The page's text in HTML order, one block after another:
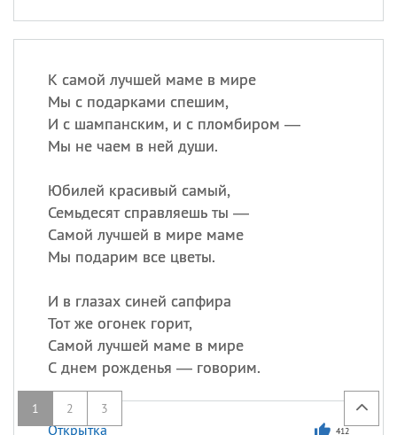
К самой лучшей маме в мире
Мы с подарками спешим,
И с шампанским, и с пломбиром —
Мы не чаем в ней души.
Юбилей красивый самый,
Семьдесят справляешь ты —
Самой лучшей в мире маме
Мы подарим все цветы.
И в глазах синей сапфира
Тот же огонек горит,
Самой лучшей маме в мире
С днем рожденья — говорим.
Открытка 412
1 2 3